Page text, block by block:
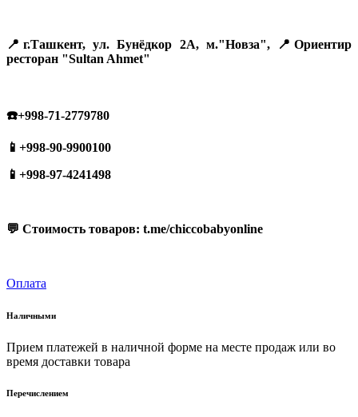
📍г.Ташкент, ул. Бунёдкор 2А, м."Новза", 📍Ориентир
ресторан "Sultan Ahmet"
☎️+998-71-2779780
📱+998-90-9900100
📱+998-97-4241498
💬 Стоимость товаров: t.me/chiccobabyonline
Оплата
Наличными
Прием платежей в наличной форме на месте продаж или во
время доставки товара
Перечислением